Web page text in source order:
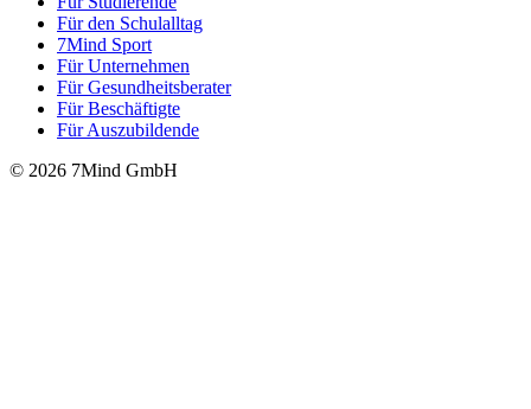
Für den Schulalltag
7Mind Sport
Für Unter­neh­men
Für Gesund­heits­be­ra­ter
Für Beschäftigte
Für Auszubildende
© 2026 7Mind GmbH